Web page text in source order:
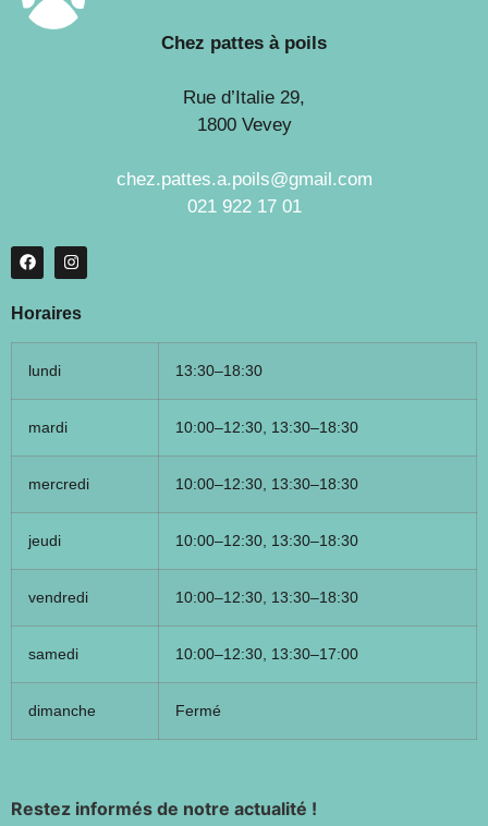
Chez pattes à poils
Rue d’Italie 29,
1800 Vevey
chez.pattes.a.poils@gmail.com
021 922 17 01
Horaires
lundi 13:30–18:30
mardi 10:00–12:30, 13:30–18:30
mercredi 10:00–12:30, 13:30–18:30
jeudi 10:00–12:30, 13:30–18:30
vendredi 10:00–12:30, 13:30–18:30
samedi 10:00–12:30, 13:30–17:00
dimanche Fermé
Restez informés de notre actualité !